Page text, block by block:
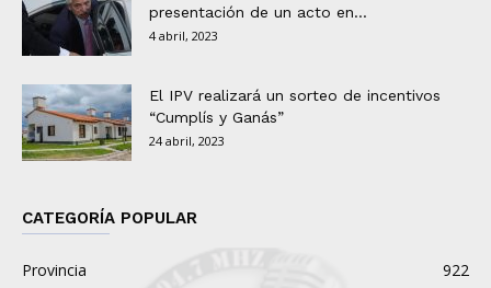
presentación de un acto en...
4 abril, 2023
El IPV realizará un sorteo de incentivos
“Cumplís y Ganás”
24 abril, 2023
CATEGORÍA POPULAR
Provincia
922